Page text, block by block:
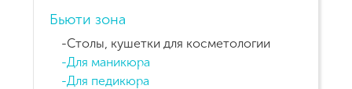
Бьюти зона
Столы, кушетки для косметологии
Для маникюра
Для педикюра